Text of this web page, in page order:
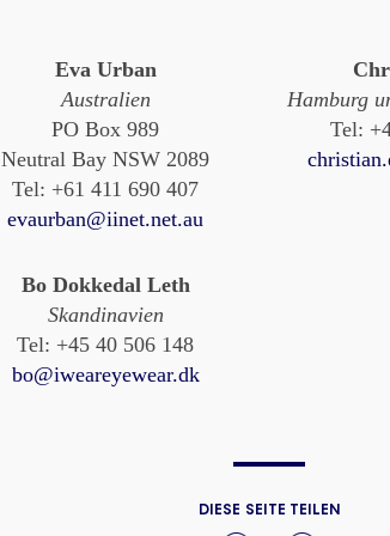
Eva Urban
Australien
PO Box 989
Neutral Bay NSW 2089
Tel: +61 411 690 407
evaurban@iinet.net.au
Hamburg
Tel:
Bo Dokkedal Leth
Skandinavien
Tel: +45 40 506 148
bo@iweareyewear.dk
DIESE SEITE TEILEN